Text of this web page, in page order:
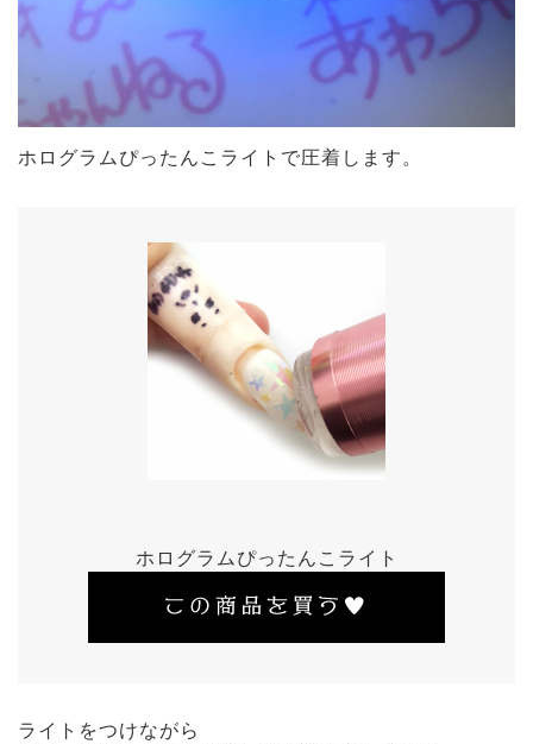
ホログラムぴったんこライトで圧着します。
ホログラムぴったんこライト
ライトをつけながら